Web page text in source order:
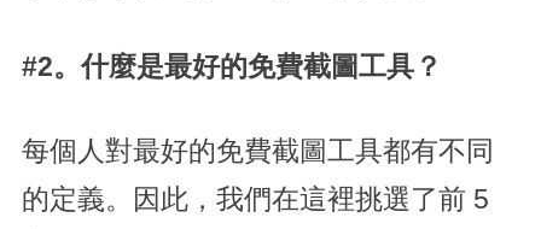
#2。什麼是最好的免費截圖工具？
每個人對最好的免費截圖工具都有不同
的定義。因此，我們在這裡挑選了前 5